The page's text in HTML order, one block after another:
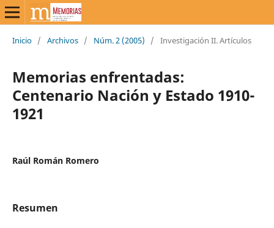
Inicio / Archivos / Núm. 2 (2005) / Investigación II. Artículos
Memorias enfrentadas:
Centenario Nación y Estado 1910-
1921
Raúl Román Romero
Resumen